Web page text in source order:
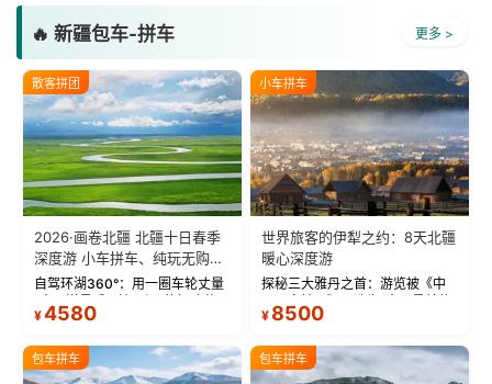
🔥 新疆包车-拼车 更多 >
散客拼团
2026·画卷北疆 北疆十日春季
深度游 小车拼车、纯玩无购
物！
自驾环湖360°：用一圈车轮丈量
蓝。 赛湖旅拍：甄选多款风格服
绝美瞬间。 赛湖坦克300跟车视
频：专业摄影师...
¥4580
小车拼车
世界旅客的伊犁之约：8天北疆
暖心深度游
探秘三大雅丹之首：游览被《中
三大雅丹”第一名的克拉玛依魔鬼
瓦人最大村落——禾木村，欣赏
晨雾与小木...
¥ 8500
包车拼车 包车拼车